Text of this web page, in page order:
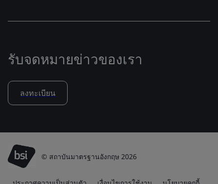
รับจดหมายข่าวของเรา
ลงทะเบียน
© สถาบันมาตรฐานอังกฤษ 2026